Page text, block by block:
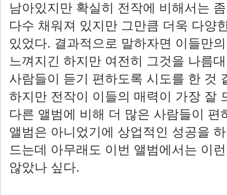
남아있지만 확실히 전작에 비해서는
다수 채워져 있지만 그만큼 더욱 다양
있었다. 결과적으로 말하자면 이들만
느껴지긴 하지만 여전히 그것을 나름
사람들이 듣기 편하도록 시도를 한 것
하지만 전작이 이들의 매력이 가장 잘
다른 앨범에 비해 더 많은 사람들이 편
앨범은 아니었기에 상업적인 성공을
드는데 아무래도 이번 앨범에서는 이
않았나 싶다.